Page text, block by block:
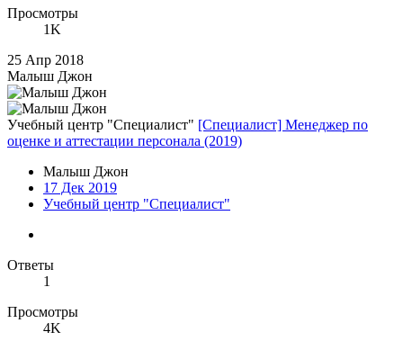
Просмотры
1K
25 Апр 2018
Малыш Джон
Учебный центр "Специалист" [Специалист] Менеджер по
оценке и аттестации персонала (2019)
Малыш Джон
17 Дек 2019
Учебный центр "Специалист"
Ответы
1
Просмотры
4K